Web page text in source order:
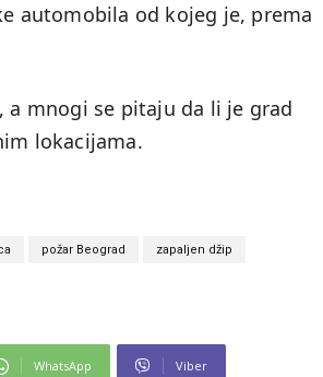
automobila od kojeg je, prema
a mnogi se pitaju da li je grad
lokacijama.
požar Beograd zapaljen džip
WhatsApp Viber